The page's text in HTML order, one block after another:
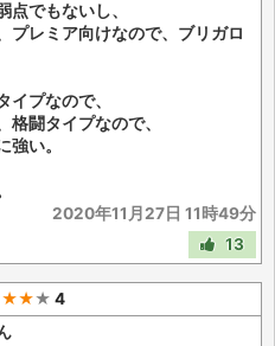
点でもないし、
プレミア向けなので、ブリガロ
イプなので、
格闘タイプなので、
強い。
2020年11月27日 11時49分
13
★ 4